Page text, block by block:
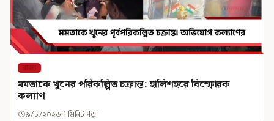
রাজ্য
মমতাকে খুনের পরিকল্পিত চক্রান্ত: হালিশহরে বিস্ফোরক
কল্যাণ
৯/৮/২০২৬ 1 মিনিট পড়া